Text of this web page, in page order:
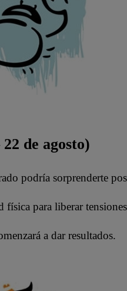
de agosto)
podría sorprenderte
física para liberar
a dar resultados.